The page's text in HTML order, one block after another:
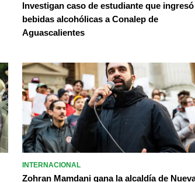
Investigan caso de estudiante que ingresó
bebidas alcohólicas a Conalep de
Aguascalientes
INTERNACIONAL
Zohran Mamdani gana la alcaldía de